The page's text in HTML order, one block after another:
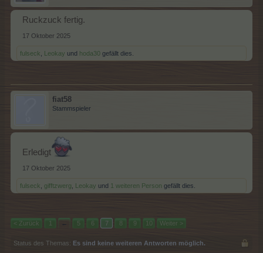
Ruckzuck fertig.
17 Oktober 2025
fulseck Leokay und hoda30 gefällt dies.
fiat58
Stammspieler
Erledigt
17 Oktober 2025
fulseck gifftzwerg Leokay und 1 weiteren Person gefällt dies.
< Zurück 1 ← 5 6 7 8 9 10 Weiter >
Status des Themas: Es sind keine weiteren Antworten möglich.